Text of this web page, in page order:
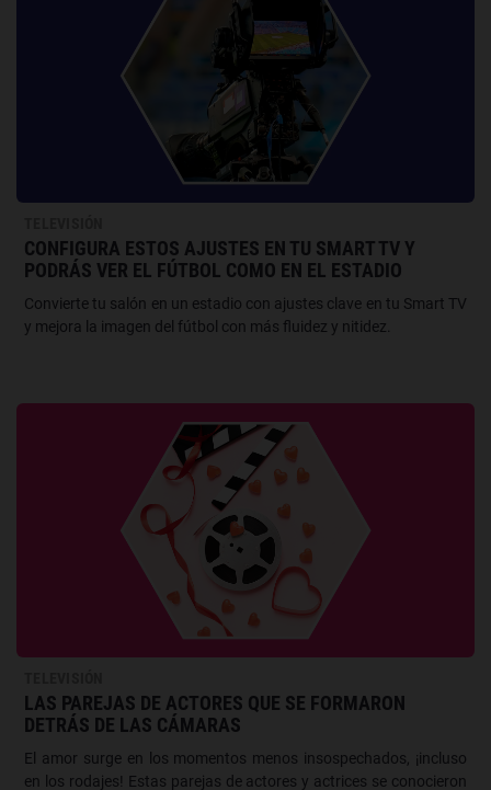
CONFIGURA ESTOS AJUSTES EN TU SMART TV Y
PODRÁS VER EL FÚTBOL COMO EN EL ESTADIO
Convierte tu salón en un estadio con ajustes clave en tu Smart TV
y mejora la imagen del fútbol con más fluidez y nitidez.
LAS PAREJAS DE ACTORES QUE SE FORMARON
DETRÁS DE LAS CÁMARAS
El amor surge en los momentos menos insospechados, ¡incluso
en los rodajes! Estas parejas de actores y actrices se conocieron